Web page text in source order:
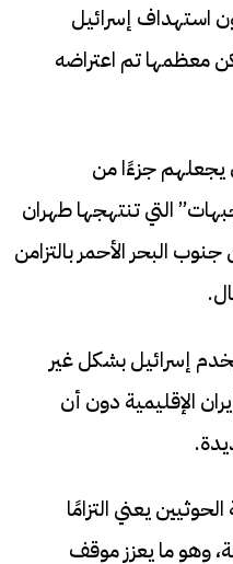
استهداف إسرائيل
معظمها تم اعتراضه
يجعلهم جزءًا من
التي تنتهجها طهران
البحر الأحمر بالتزامن
إسرائيل بشكل غير
الإقليمية دون أن
يعني التزامًا
وهو ما يعزز موقف